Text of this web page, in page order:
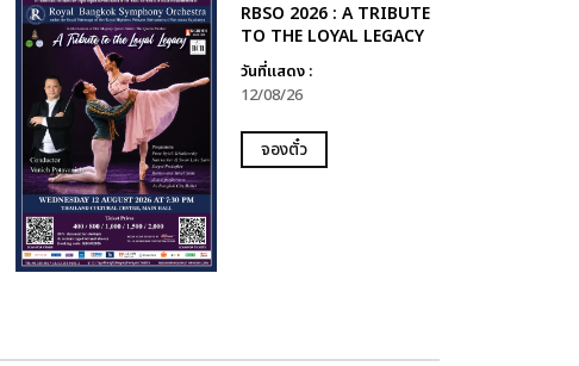
RBSO 2026 : A TRIBUTE
TO THE LOYAL LEGACY
วันที่แสดง :
12/08/26
จองตั๋ว